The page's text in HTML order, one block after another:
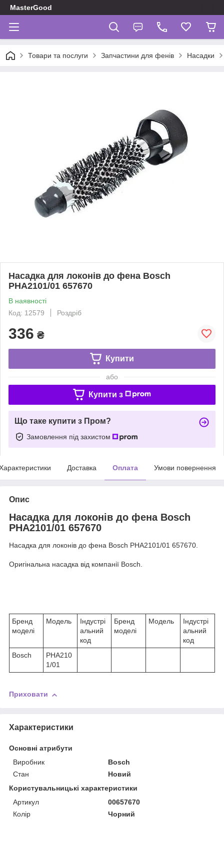
MasterGood
Товари та послуги Запчастини для фенів Насадки
Насадка для локонів до фена Bosch
PHA2101/01 657670
В наявності
Код: 12579
Роздріб
336 ₴
Купити
або
Купити з
Що таке купити з Пром?
Замовлення під захистом
Доставка Оплата Умови повернення
Опис
Насадка для локонів до фена Bosch
PHA2101/01 657670
Насадка для локонів до фена Bosch PHA2101/01 657670.
Оригінальна насадка від компанії Bosch.
Бренд
моделі
Модель
Індустрі
альний
код
Бренд
моделі
Модель
Індустрі
альний
код
Bosch
PHA210
1/01
Приховати
Характеристики
Основні атрибути
Виробник
Bosch
Стан
Новий
Користувальницькі характеристики
Артикул
00657670
Колір
Чорний